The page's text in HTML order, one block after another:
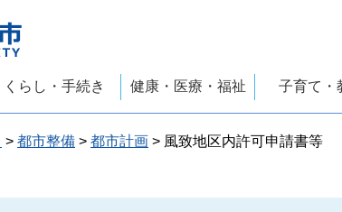
くらし・手続き 健康・医療・福祉 子育て・
> 都市整備 > 都市計画 > 風致地区内許可申請書等